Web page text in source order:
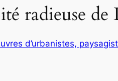
radieuse
d’urbanistes,